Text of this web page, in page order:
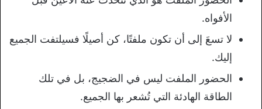
الأفواه.
لا تسعَ إلى أن تكون ملفتًا، كن أصيلًا فسيلتفت الجميع
إليك.
الحضور الملفت ليس في الضجيج، بل في تلك
الطاقة الهادئة التي تُشعر بها الجميع.